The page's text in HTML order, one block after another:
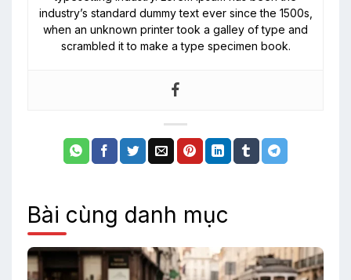
industry’s standard dummy text ever since the 1500s,
when an unknown printer took a galley of type and
scrambled it to make a type specimen book.
Bài cùng danh mục